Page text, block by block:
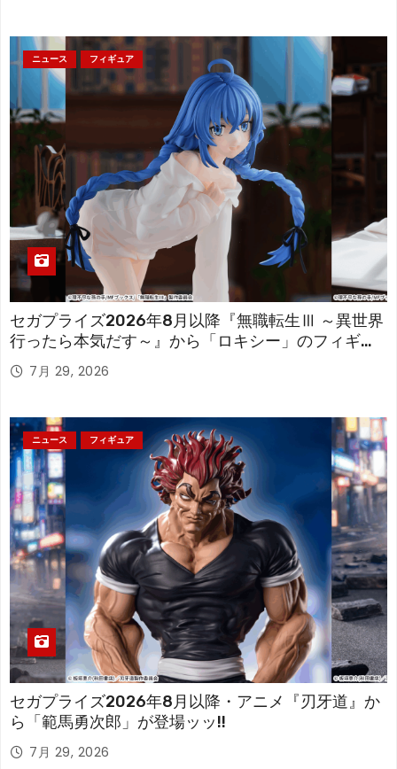
ニュース フィギュア
セガプライズ2026年8月以降『無職転生Ⅲ ～異世界
行ったら本気だす～』から「ロキシー」のフィギュ
アが登場！
7月 29, 2026
ニュース フィギュア
セガプライズ2026年8月以降・アニメ『刃牙道』か
ら「範馬勇次郎」が登場ッッ!!
7月 29, 2026